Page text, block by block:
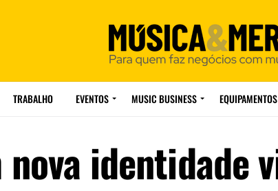
TRABALHO EVENTOS MUSIC BUSINESS EQUIPAMENTOS
identidade